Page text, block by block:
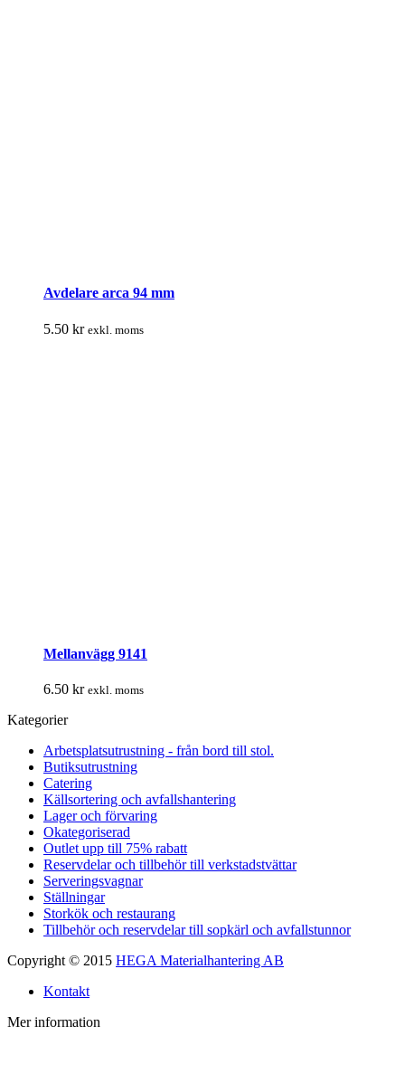
Avdelare arca 94 mm
5.50 kr exkl. moms
Mellanvägg 9141
6.50 kr exkl. moms
Kategorier
Arbetsplatsutrustning - från bord till stol.
Butiksutrustning
Catering
Källsortering och avfallshantering
Lager och förvaring
Okategoriserad
Outlet upp till 75% rabatt
Reservdelar och tillbehör till verkstadstvättar
Serveringsvagnar
Ställningar
Storkök och restaurang
Tillbehör och reservdelar till sopkärl och avfallstunnor
Copyright © 2015 HEGA Materialhantering AB
Kontakt
Mer information